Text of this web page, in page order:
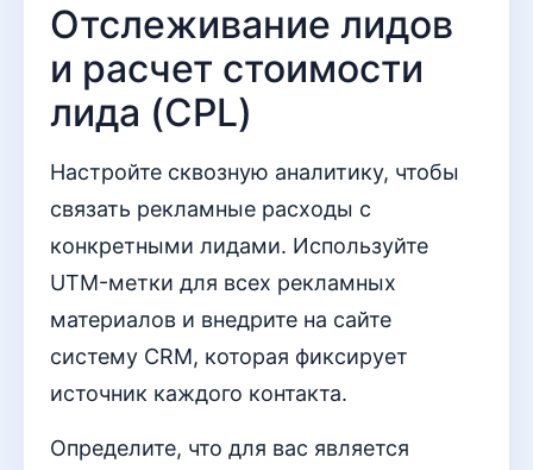
Отслеживание лидов
и расчет стоимости
лида (CPL)
Настройте сквозную аналитику, чтобы
связать рекламные расходы с
конкретными лидами. Используйте
UTM-метки для всех рекламных
материалов и внедрите на сайте
систему CRM, которая фиксирует
источник каждого контакта.
Определите, что для вас является